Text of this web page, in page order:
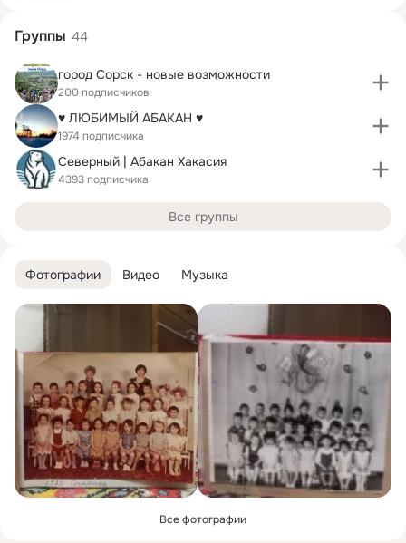
Фотографии Видео Музыка
Все фотографии
Группы 44
город Сорск - новые возможности
200 подписчиков
♥ ЛЮБИМЫЙ АБАКАН ♥
1974 подписчика
Северный | Абакан Хакасия
4393 подписчика
Все группы